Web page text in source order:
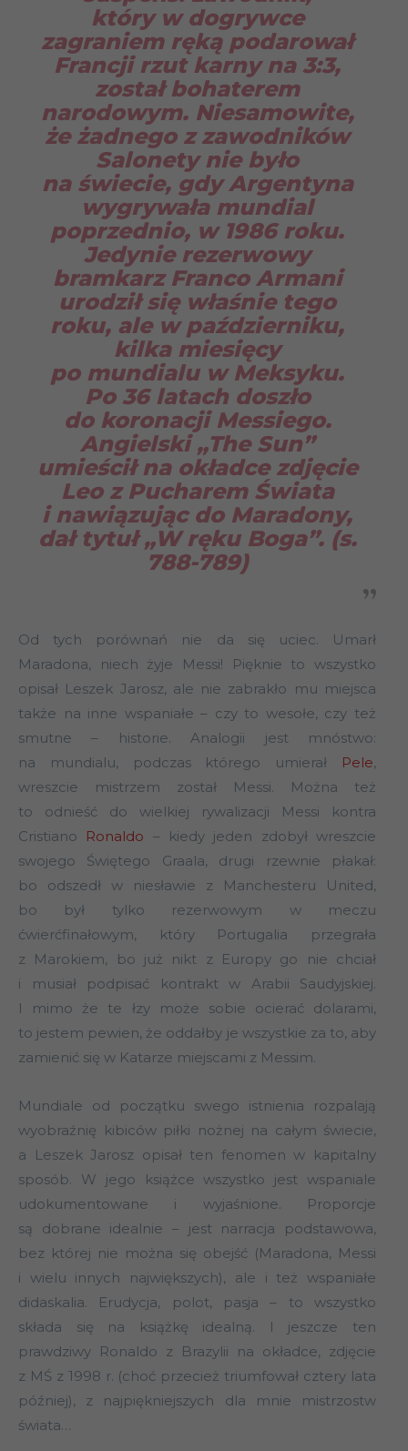
który w dogrywce
zagraniem ręką podarował
Francji rzut karny na 3:3,
został bohaterem
narodowym. Niesamowite,
że żadnego z zawodników
Salonety nie było
na świecie, gdy Argentyna
wygrywała mundial
poprzednio, w 1986 roku.
Jedynie rezerwowy
bramkarz Franco Armani
urodził się właśnie tego
roku, ale w październiku,
kilka miesięcy
po mundialu w Meksyku.
Po 36 latach doszło
do koronacji Messiego.
Angielski „The Sun”
umieścił na okładce zdjęcie
Leo z Pucharem Świata
i nawiązując do Maradony,
dał tytuł „W ręku Boga”. (s.
788-789)
Od tych porównań nie da się uciec. Umarł
Maradona, niech żyje Messi! Pięknie to wszystko
opisał Leszek Jarosz, ale nie zabrakło mu miejsca
także na inne wspaniałe – czy to wesołe, czy też
smutne – historie. Analogii jest mnóstwo:
na mundialu, podczas którego umierał
Pele,
wreszcie mistrzem został Messi. Można też
to odnieść do wielkiej rywalizacji Messi kontra
Cristiano Ronaldo – kiedy jeden zdobył wreszcie
swojego Świętego Graala, drugi rzewnie płakał:
bo odszedł w niesławie z Manchesteru United,
bo był tylko rezerwowym w meczu
ćwierćfinałowym, który Portugalia przegrała
z Marokiem, bo już nikt z Europy go nie chciał
i musiał podpisać kontrakt w Arabii Saudyjskiej.
I mimo że te łzy może sobie ocierać dolarami,
to jestem pewien, że oddałby je wszystkie za to, aby
zamienić się w Katarze miejscami z Messim.
Mundiale od początku swego istnienia rozpalają
wyobraźnię kibiców piłki nożnej na całym świecie,
a Leszek Jarosz opisał ten fenomen w kapitalny
sposób. W jego książce wszystko jest wspaniale
udokumentowane i wyjaśnione. Proporcje
są dobrane idealnie – jest narracja podstawowa,
bez której nie można się obejść (Maradona, Messi
i wielu innych największych), ale i też wspaniałe
didaskalia. Erudycja, polot, pasja – to wszystko
składa się na książkę idealną. I jeszcze ten
prawdziwy Ronaldo z Brazylii na okładce, zdjęcie
z MŚ z 1998 r. (choć przecież triumfował cztery lata
później), z najpiękniejszych dla mnie mistrzostw
świata…